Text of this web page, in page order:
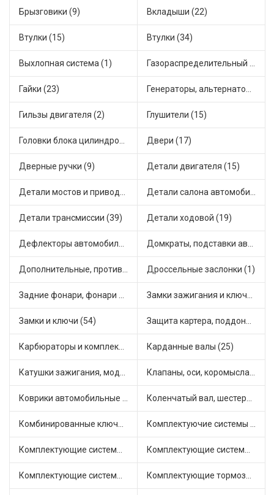
Брызговики (9) Вкладыши (22)
Втулки (15) Втулки (34)
Выхлопная система (1) Газораспределительный механизм (2)
Гайки (23) Генераторы, альтернаторы и комплектующие (48)
Гильзы двигателя (2) Глушители (15)
Головки блока цилиндров (2) Двери (17)
Дверные ручки (9) Детали двигателя (15)
Детали мостов и привода трансмиссии (58) Детали салона автомобиля (47)
Детали трансмиссии (39) Детали ходовой (19)
Дефлекторы автомобильные (4) Домкраты, подставки автомобильные (1)
Дополнительные, противотуманные фары (2) Дроссельные заслонки (1)
Задние фонари, фонари видимости (5) Замки зажигания и ключи (11)
Замки и ключи (54) Защита картера, поддона, КПП (3)
Карбюраторы и комплектующие (32) Карданные валы (25)
Катушки зажигания, модули зажигания (3) Клапаны, оси, коромысла (14)
Коврики автомобильные (7) Коленчатый вал, шестерни коленчатого вала (9)
Комбинированные ключи (3) Комплектуючие системы стеклоочистителя (9)
Комплектующие системы выпуска отработавших газов (10) Комплектующие системы отопления (25)
Комплектующие системы питания (12) Комплектующие тормозной системы (22)